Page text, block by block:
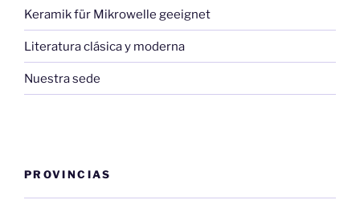
Keramik für Mikrowelle geeignet
Literatura clásica y moderna
Nuestra sede
PROVINCIAS